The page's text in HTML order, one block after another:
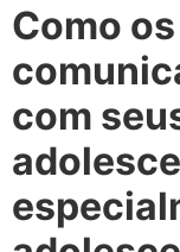
Como
com